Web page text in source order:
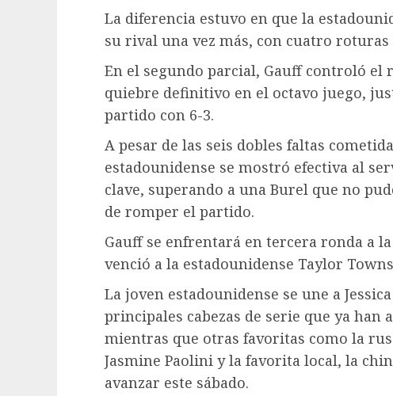
La diferencia estuvo en que la
su rival una vez más, con cuatro
En el segundo parcial, Gauff controló
quiebre definitivo en el octavo juego,
partido con 6-3.
A pesar de las seis dobles faltas
estadounidense se mostró efectiva al
clave, superando a una Burel que no
de romper el partido.
Gauff se enfrentará en tercera ronda a
venció a la estadounidense Taylor
La joven estadounidense se une a
principales cabezas de serie que ya han
mientras que otras favoritas como la
Jasmine Paolini y la favorita local, la
avanzar este sábado.